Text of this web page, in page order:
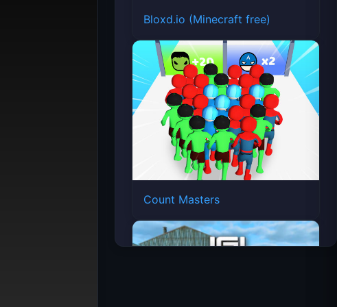
Bloxd.io (Minecraft free)
Count Masters